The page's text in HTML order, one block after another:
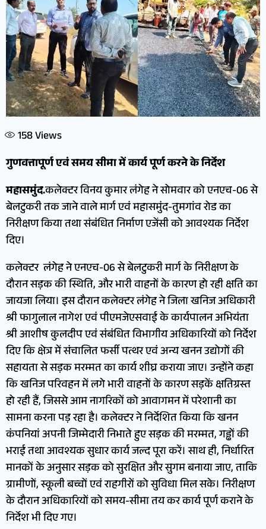
158Views
गुणवत्तापूर्ण एवं समय सीमा में कार्य पूर्ण करने के निर्देश
महासमुंद.कलेक्टर विनय कुमार लंगेह ने सोमवार को एनएच-06 से
बेलटुकरी तक जाने वाले मार्ग एवं महासमुंद-तुमगांव रोड का
निरीक्षण किया तथा संबंधित निर्माण एजेंसी को आवश्यक निर्देश
दिए।
कलेक्टर लंगेह ने एनएच-06 से बेलटुकरी मार्ग के निरीक्षण के
दौरान सड़क की स्थिति, और भारी वाहनों के कारण हो रही क्षति का
जायजा लिया। इस दौरान कलेक्टर लंगेह ने जिला खनिज अधिकारी
श्री फागुलाल नागेश एवं पीएमजेएसवाई के कार्यपालन अभियंता
श्री आशीष कुलदीप एवं संबंधित विभागीय अधिकारियों को निर्देश
दिए कि क्षेत्र में संचालित फर्सी पत्थर एवं अन्य खनन उद्योगों की
सहायता से सड़क मरम्मत का कार्य शीघ्र कराया जाए। उन्होंने कहा
कि खनिज परिवहन में लगे भारी वाहनों के कारण सड़कें क्षतिग्रस्त
हो रही हैं, जिससे आम नागरिकों को आवागमन में परेशानी का
सामना करना पड़ रहा है। कलेक्टर ने निर्देशित किया कि खनन
कंपनियां अपनी जिम्मेदारी निभाते हुए सड़क की मरम्मत, गड्ढों की
भराई तथा आवश्यक सुधार कार्य जल्द पूरा करें। साथ ही, निर्धारित
मानकों के अनुसार सड़क को सुरक्षित और सुगम बनाया जाए, ताकि
ग्रामीणों, स्कूली बच्चों एवं राहगीरों को सुविधा मिल सके। निरीक्षण
के दौरान अधिकारियों को समय-सीमा तय कर कार्य पूर्ण कराने के
निर्देश भी दिए गए।